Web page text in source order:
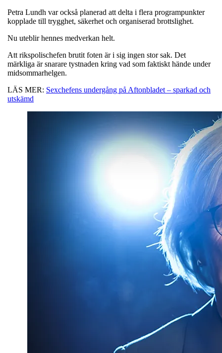
Petra Lundh var också planerad att delta i flera programpunkter
kopplade till trygghet, säkerhet och organiserad brottslighet.
Nu uteblir hennes medverkan helt.
Att rikspolischefen brutit foten är i sig ingen stor sak. Det
märkliga är snarare tystnaden kring vad som faktiskt hände under
midsommarhelgen.
LÄS MER: Sexchefens undergång på Aftonbladet – sparkad och
utskämd